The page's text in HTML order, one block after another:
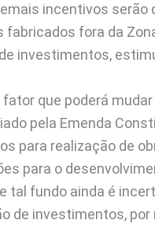
incentivos
fora da
investimentos,
que poderá
pela Emenda
para realização de
para o
tal fundo ainda é
de investimentos,